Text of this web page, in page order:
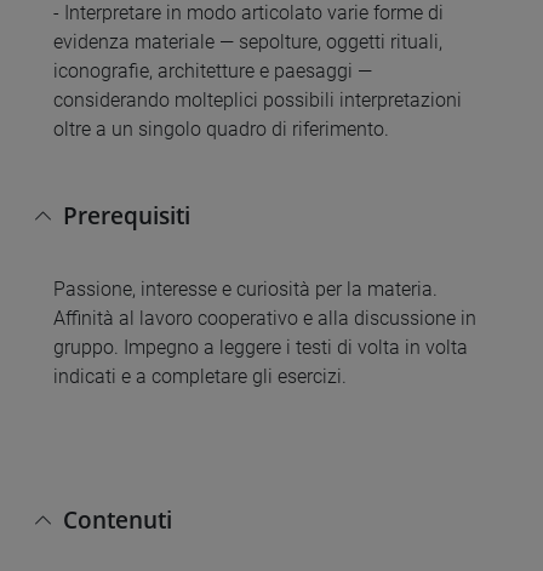
- Interpretare in modo articolato varie forme di
evidenza materiale — sepolture, oggetti rituali,
iconografie, architetture e paesaggi —
considerando molteplici possibili interpretazioni
oltre a un singolo quadro di riferimento.
Prerequisiti
Passione, interesse e curiosità per la materia.
Affinità al lavoro cooperativo e alla discussione in
gruppo. Impegno a leggere i testi di volta in volta
indicati e a completare gli esercizi.
Contenuti